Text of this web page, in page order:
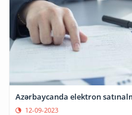
Azərbaycanda elektron
12-09-2023